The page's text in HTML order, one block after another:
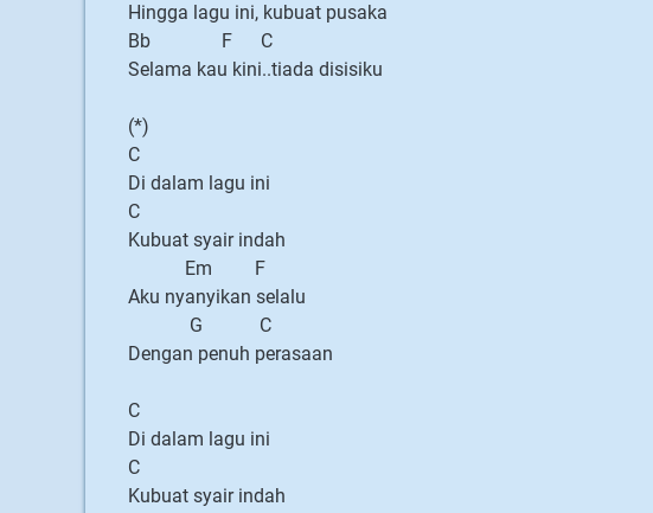
Hingga lagu ini, kubuat pusaka
Bb F C
Selama kau kini..tiada disisiku
(*)
C
Di dalam lagu ini
C
Kubuat syair indah
Em F
Aku nyanyikan selalu
G C
Dengan penuh perasaan
C
Di dalam lagu ini
C
Kubuat syair indah